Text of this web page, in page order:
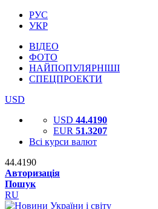
РУС
УКР
ВІДЕО
ФОТО
НАЙПОПУЛЯРНІШІ
СПЕЦПРОЕКТИ
USD
USD 44.4190
EUR 51.3207
Всі курси валют
44.4190
Авторизація
Пошук
RU